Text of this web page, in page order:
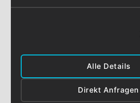
Alle Details
Direkt Anfragen